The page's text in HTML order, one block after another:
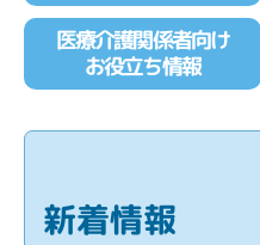
医療介護関係者向け
お役立ち情報
新着情報